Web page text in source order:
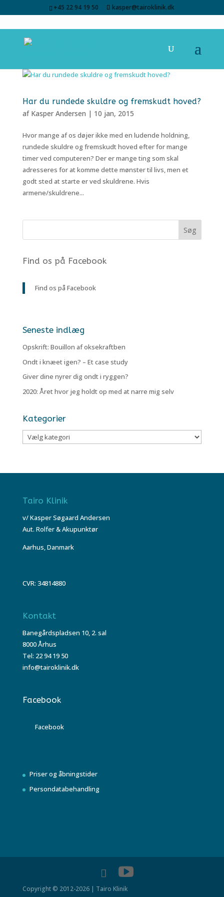
+45 22 94 19 50 kasper@tairoklinik.dk
Har du rundede skuldre og fremskudt hoved?
af Kasper Andersen | 10 jan, 2015
Hvor mange af os døjer ikke med en ludende holdning,
rundede skuldre og fremskudt hoved efter for mange
timer ved computeren? Der er mange ting som skal
adresseres for at komme dette mønster til livs, men et
godt sted at starte er ved skuldrene. Hvis
armene/skuldrene...
Find os på Facebook
Find os på Facebook
Seneste indlæg
Opskrift: Bouillon af oksekraftben
Ondt i knæet igen? – Et case study
Giver dine nyrer dig ondt i ryggen?
2020: Året hvor jeg holdt op med at narre mig selv
Kategorier
Kategorier
Tairo Klinik
v/ Kasper Søgaard Andersen
Aut. Rolfer & Akupunktør
Aarhus, Danmark
CVR: 34814880
Kontakt
Banegårdspladsen 10, 2. sal
8000 Århus
Tel: 22 94 19 50
info@tairoklinik.dk
Facebook
Facebook
Priser og åbningstider
Persondatabehandling
Copyright © 2012-2026 | Tairo Klinik